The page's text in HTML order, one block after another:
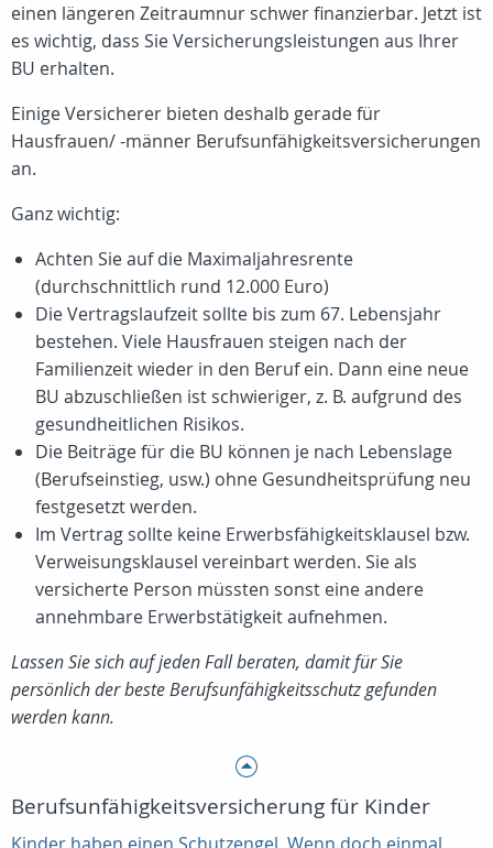
einen längeren Zeitraumnur schwer finanzierbar. Jetzt ist
es wichtig, dass Sie Versicherungsleistungen aus Ihrer
BU erhalten.
Einige Versicherer bieten deshalb gerade für
Hausfrauen/ -männer Berufsunfähigkeitsversicherungen
an.
Ganz wichtig:
Achten Sie auf die Maximaljahresrente
(durchschnittlich rund 12.000 Euro)
Die Vertragslaufzeit sollte bis zum 67. Lebensjahr
bestehen. Viele Hausfrauen steigen nach der
Familienzeit wieder in den Beruf ein. Dann eine neue
BU abzuschließen ist schwieriger, z. B. aufgrund des
gesundheitlichen Risikos.
Die Beiträge für die BU können je nach Lebenslage
(Berufseinstieg, usw.) ohne Gesundheitsprüfung neu
festgesetzt werden.
Im Vertrag sollte keine Erwerbsfähigkeitsklausel bzw.
Verweisungsklausel vereinbart werden. Sie als
versicherte Person müssten sonst eine andere
annehmbare Erwerbstätigkeit aufnehmen.
Lassen Sie sich auf jeden Fall beraten, damit für Sie
persönlich der beste Berufsunfähigkeitsschutz gefunden
werden kann.
Berufsunfähigkeitsversicherung für Kinder